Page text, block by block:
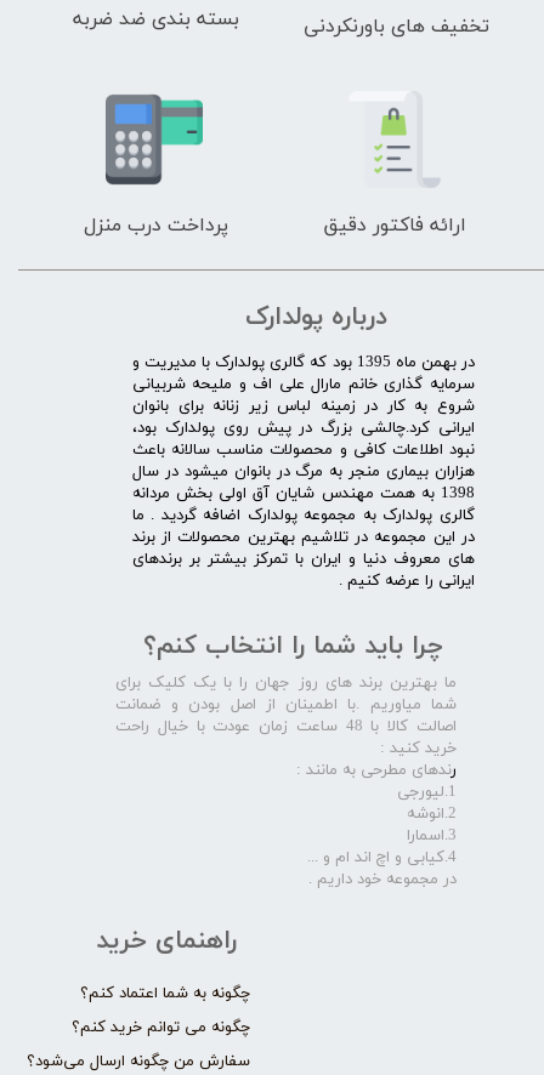
تخفیف های باورنکردنی بسته بندی ضد ضربه
ارائه فاکتور دقیق پرداخت درب منزل
درباره پولدارک
در بهمن ماه 1395 بود که گالری پولدارک با مدیریت و
سرمایه گذاری خانم مارال علی اف و ملیحه شربیانی
شروع به کار در زمینه لباس زیر زنانه برای بانوان
ایرانی کرد.چالشی بزرگ در پیش روی پولدارک بود،
نبود اطلاعات کافی و محصولات مناسب سالانه باعث
هزاران بیماری منجر به مرگ در بانوان میشود در سال
1398 به همت مهندس شایان آق اولی بخش مردانه
گالری پولدارک به مجموعه پولدارک اضافه گردید . ما
در این مجموعه در تلاشیم بهترین محصولات از برند
های معروف دنیا و ایران با تمرکز بیشتر بر برندهای
ایرانی را عرضه کنیم .​​​​​​​
راهنمای خرید
چگونه به شما اعتماد کنم؟
چگونه می توانم خرید کنم؟
سفارش من چگونه ارسال می‌شود؟
چرا باید شما را انتخاب کنم؟
ما بهترین برند های روز جهان را با یک کلیک برای
شما میاوریم .با اطمینان از اصل بودن و ضمانت
اصالت کالا با 48 ساعت زمان عودت با خیال راحت
خرید کنید :
رندهای مطرحی به مانند :
1.لیورجی
2.انوشه
3.اسمارا
4.کیابی و اچ اند ام و ...
در مجموعه خود داریم .​​​​​​​